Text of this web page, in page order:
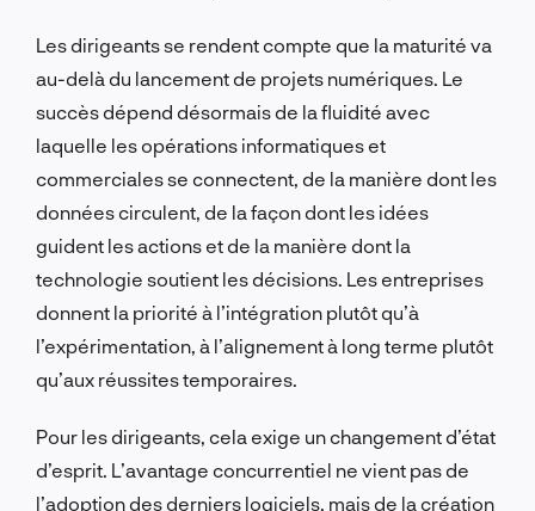
Les dirigeants se rendent compte que la maturité va
au-delà du lancement de projets numériques. Le
succès dépend désormais de la fluidité avec
laquelle les opérations informatiques et
commerciales se connectent, de la manière dont les
données circulent, de la façon dont les idées
guident les actions et de la manière dont la
technologie soutient les décisions. Les entreprises
donnent la priorité à l’intégration plutôt qu’à
l’expérimentation, à l’alignement à long terme plutôt
qu’aux réussites temporaires.
Pour les dirigeants, cela exige un changement d’état
d’esprit. L’avantage concurrentiel ne vient pas de
l’adoption des derniers logiciels, mais de la création